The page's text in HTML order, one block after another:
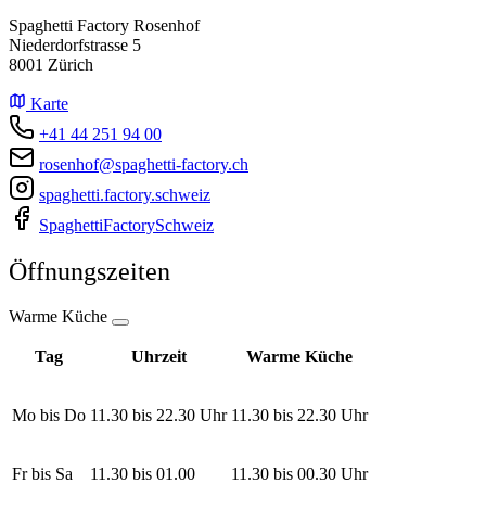
Spaghetti Factory Rosenhof
Niederdorfstrasse 5
8001 Zürich
Karte
+41 44 251 94 00
rosenhof@spaghetti-factory.ch
spaghetti.factory.schweiz
SpaghettiFactorySchweiz
Öffnungszeiten
Warme Küche
Tag Uhrzeit Warme Küche
Mo bis Do 11.30 bis 22.30 Uhr 11.30 bis 22.30 Uhr
Fr bis Sa 11.30 bis 01.00 11.30 bis 00.30 Uhr